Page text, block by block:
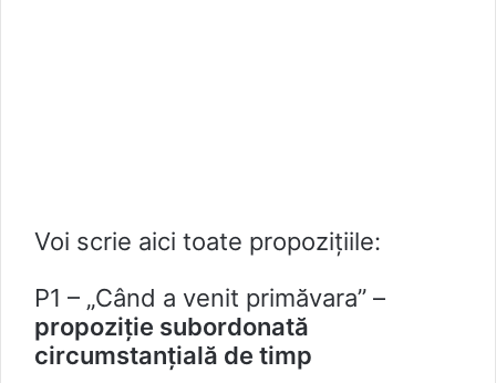
Voi scrie aici toate propozițiile:
P1 – „Când a venit primăvara” –
propoziție subordonată
circumstanțială de timp